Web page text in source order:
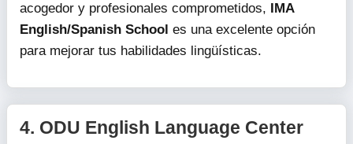
acogedor y profesionales comprometidos,
IMA
English/Spanish School es una excelente opción
para mejorar tus habilidades lingüísticas.
4. ODU English Language Center